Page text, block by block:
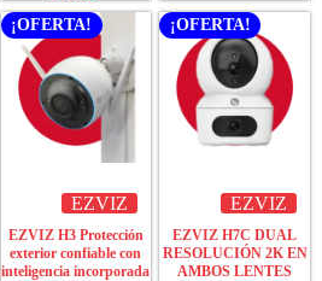
¡OFERTA!
EZVIZ
EZVIZ H3 Protección
exterior confiable con
inteligencia incorporada
¡OFERTA!
EZVIZ
EZVIZ H7C DUAL
RESOLUCIÓN 2K EN
AMBOS LENTES